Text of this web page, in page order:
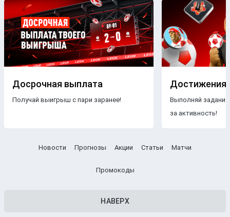
Досрочная выплата
Получай выигрыш с пари заранее!
Достижения
Выполняй
за активность!
Новости Прогнозы Акции Статьи Матчи
Промокоды
НАВЕРХ